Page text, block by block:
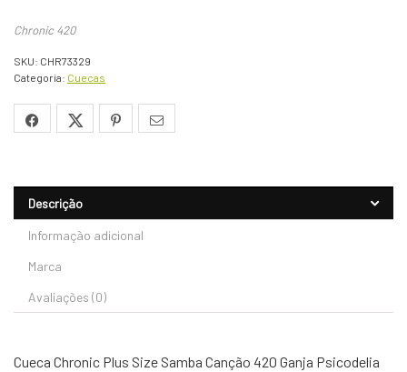
Chronic 420
SKU: CHR73329
Categoria: Cuecas
Descrição
Informação adicional
Marca
Avaliações (0)
Cueca Chronic Plus Size Samba Canção 420 Ganja Psicodelia